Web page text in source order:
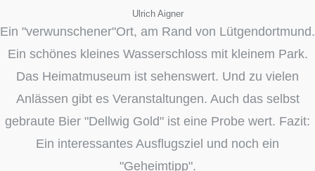
Ulrich Aigner
Ein "verwunschener"Ort, am Rand von Lütgendortmund.
Ein schönes kleines Wasserschloss mit kleinem Park.
Das Heimatmuseum ist sehenswert. Und zu vielen
Anlässen gibt es Veranstaltungen. Auch das selbst
gebraute Bier "Dellwig Gold" ist eine Probe wert. Fazit:
Ein interessantes Ausflugsziel und noch ein
"Geheimtipp".